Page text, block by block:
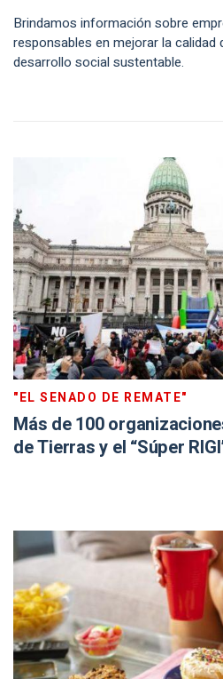
Brindamos información sobre
responsables en mejorar la calidad
desarrollo social sustentable.
"EL SENADO DE REMATE"
Más de 100
de Tierras y el “Súper